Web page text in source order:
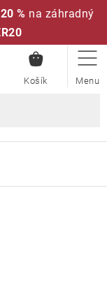
% na záhradný
KOŠÍK